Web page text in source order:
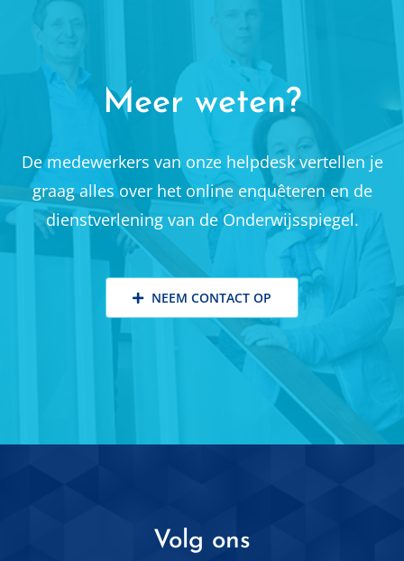
Meer weten?
De medewerkers van onze helpdesk vertellen je
graag alles over het online enquêteren en de
dienstverlening van de Onderwijsspiegel.
NEEM CONTACT OP
Volg ons